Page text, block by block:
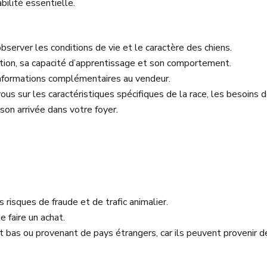
essentielle.
les conditions de vie et le caractère des chiens.
sa capacité d’apprentissage et son comportement.
complémentaires au vendeur.
sur les caractéristiques spécifiques de la race, les
arrivée dans votre foyer.
de fraude et de trafic animalier.
faire un achat.
ou provenant de pays étrangers, car ils peuvent provenir